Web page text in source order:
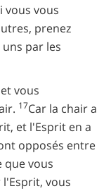
vous vous
prenez
par les
vous
17Car la chair a
et l'Esprit en a
opposés entre
que vous
vous